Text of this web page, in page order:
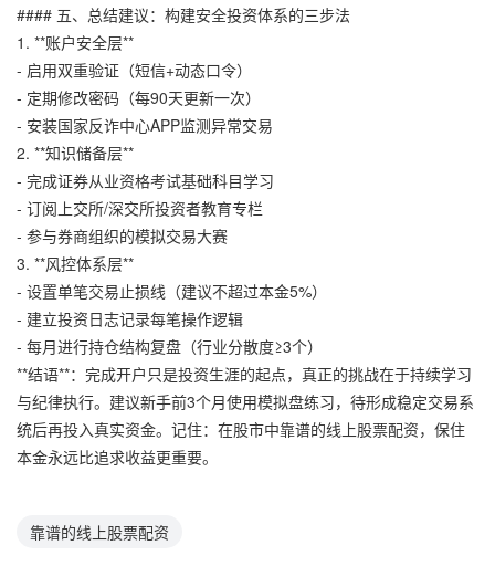
#### 五、总结建议：构建安全投资体系的三步法
1. **账户安全层**
- 启用双重验证（短信+动态口令）
- 定期修改密码（每90天更新一次）
- 安装国家反诈中心APP监测异常交易
2. **知识储备层**
- 完成证券从业资格考试基础科目学习
- 订阅上交所/深交所投资者教育专栏
- 参与券商组织的模拟交易大赛
3. **风控体系层**
- 设置单笔交易止损线（建议不超过本金5%）
- 建立投资日志记录每笔操作逻辑
- 每月进行持仓结构复盘（行业分散度≥3个）
**结语**：完成开户只是投资生涯的起点，真正的挑战在于持续学习
与纪律执行。建议新手前3个月使用模拟盘练习，待形成稳定交易系
统后再投入真实资金。记住：在股市中靠谱的线上股票配资，保住
本金永远比追求收益更重要。
靠谱的线上股票配资